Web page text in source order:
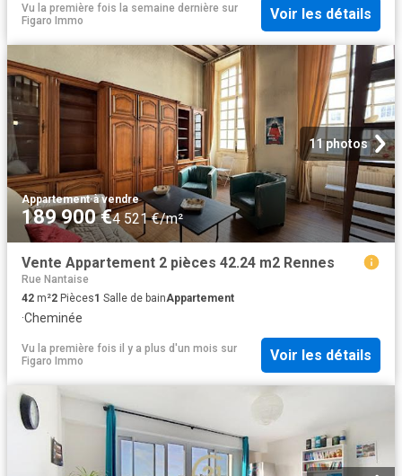
Vu la première fois la semaine dernière sur
Figaro Immo
Voir les détails
11 photos
Appartement·à vendre
189 900 €4 521 €/m²
Vente Appartement 2 pièces 42.24 m2 Rennes
Rue Nantaise
42 m²2 Pièces1 Salle de bainAppartement
·Cheminée
Vu la première fois il y a plus d'un mois sur
Figaro Immo
Voir les détails